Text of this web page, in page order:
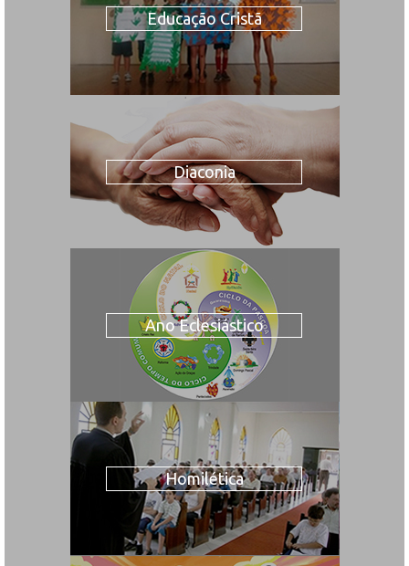
Educação Cristã
Diaconia
Ano Eclesiástico
Homilética